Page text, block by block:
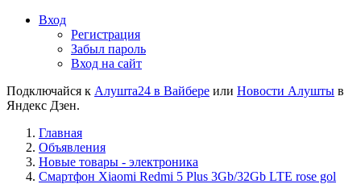
Вход
Регистрация
Забыл пароль
Вход на сайт
Подключайся к Алушта24 в Вайбере или Новости Алушты в
Яндекс Дзен.
Главная
Объявления
Новые товары - электроника
Смартфон Xiaomi Redmi 5 Plus 3Gb/32Gb LTE rose gol